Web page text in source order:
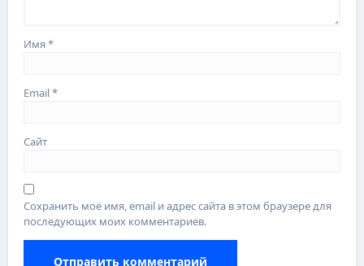
Имя*
Email*
Сайт
Сохранить моё имя, email и адрес сайта в этом браузере для
последующих моих комментариев.